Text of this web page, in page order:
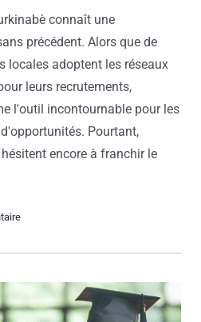
connaît une
précédent. Alors que de
locales adoptent les réseaux
leurs recrutements,
l'outil incontournable pour les
Pourtant,
encore à franchir le